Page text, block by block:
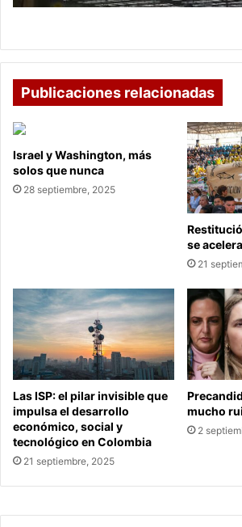
Publicaciones relacionadas
Israel y Washington, más
solos que nunca
28 septiembre, 2025
se
21
Las ISP: el pilar invisible que
impulsa el desarrollo
económico, social y
tecnológico en Colombia
21 septiembre, 2025
mucho
2